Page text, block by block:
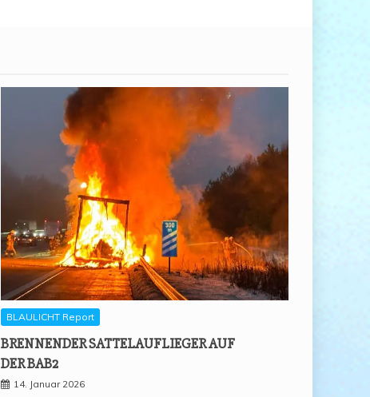
BLAULICHT Report
BREN­NEN­DER SAT­TEL­AUF­LIE­GER AUF
DER BAB2
14. Januar 2026